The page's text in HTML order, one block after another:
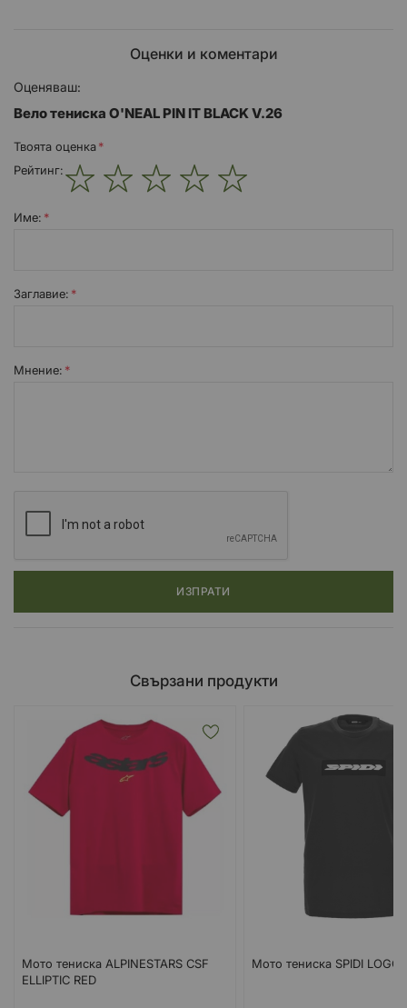
Оценки и коментари
Оценяваш:
Вело тениска O'NEAL PIN IT BLACK V.26
Твоята оценка
Рейтинг:
Име:
Заглавиe:
Мнение:
ИЗПРАТИ
Свързани продукти
Мото тениска ALPINESTARS CSF
ELLIPTIC RED
Мото тениска SPIDI LOGO